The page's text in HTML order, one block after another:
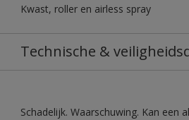
Kwast, roller en airless spray
Technische &
Schadelijk. Waarschuwing. Kan een